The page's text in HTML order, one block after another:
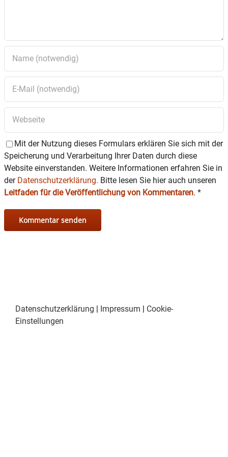
assozierte Epilepsie hat er seit Dezember 2024
Nebenwirkungen mit sich bringt.
Weitere Informationen, Anmeldungen und
unterwww.radltag.deoder via E-Mail
aninfo@schellen-sau.de
Mit der Nutzung dieses Formulars erklären Sie sich mit der
Speicherung und Verarbeitung Ihrer Daten durch diese
Website einverstanden. Weitere Informationen erfahren Sie in
der Datenschutzerklärung. Bitte lesen Sie hier auch unseren
Leitfaden für die Veröffentlichung von Kommentaren. *
Datenschutzerklärung | Impressum | Cookie-
Einstellungen